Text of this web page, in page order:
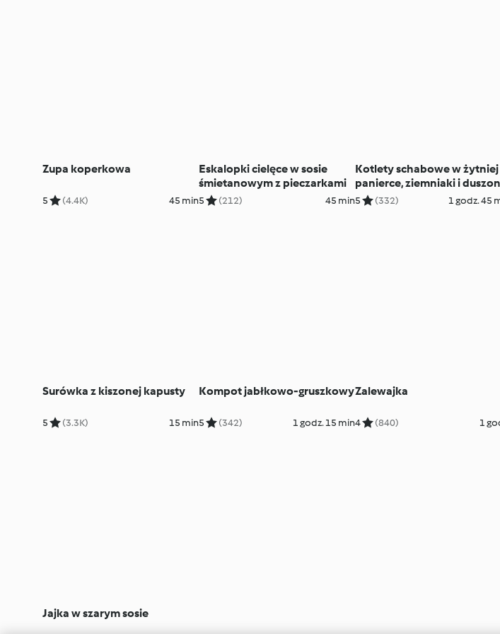
Zupa koperkowa
5 (4.4K) 45 min
Eskalopki cielęce w sosie
śmietanowym z pieczarkami
5 (212) 45 min
Kotlety schabowe w żytniej
panierce, ziemniaki i
młoda kapusta
5 (332) 1 godz. 45
Surówka z kiszonej kapusty
5 (3.3K) 15 min
Kompot jabłkowo-gruszkowy
5 (342) 1 godz. 15 min
Zalewajka
4 (840) 1
Jajka w szarym sosie